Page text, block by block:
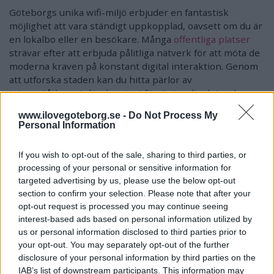
www.ilovegoteborg.se - Do Not Process My
Personal Information
If you wish to opt-out of the sale, sharing to third parties, or
processing of your personal or sensitive information for
targeted advertising by us, please use the below opt-out
section to confirm your selection. Please note that after your
opt-out request is processed you may continue seeing
interest-based ads based on personal information utilized by
us or personal information disclosed to third parties prior to
your opt-out. You may separately opt-out of the further
disclosure of your personal information by third parties on the
IAB’s list of downstream participants. This information may
Göteborgs unika wifi-miljö erbjuder en fantastisk
möjlighet att vara ständigt uppkopplad, oavsett om du är
en lokalbo eller en besökare. Många offentliga platser
strävar efter att erbjuda pålitliga nätverk för att möta de
moderna kraven på konstant digital interaktion. Genom
att utforska staden kan du hitta pärlor av
internetåtkomst där du minst förväntar dig det, och
ständig jakt efter en pålitlig anslutning.
potentiella risker med offentligt wifi. De nämnda
säkerhetstipsen, som att undvika känsliga transaktioner
på offentliga nätverk och använda VPN, utgör
grundläggande steg för att skydda din personliga
information. Att hålla din enhet och
säkerhetsprogramvara ständigt uppdaterade kan bidra
till att förhindra sårbarheter.
Samtidigt är det viktigt att inte låta rädslan för